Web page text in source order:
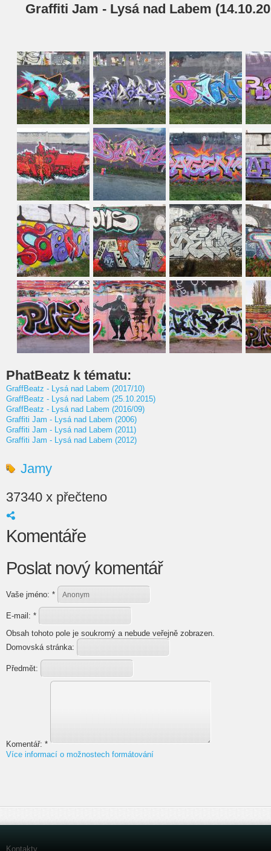
Graffiti Jam - Lysá nad Labem
PhatBeatz k tématu:
GraffBeatz - Lysá nad Labem (2017/10)
GraffBeatz - Lysá nad Labem (25.10.2015)
GraffBeatz - Lysá nad Labem (2016/09)
Graffiti Jam - Lysá nad Labem (2006)
Graffiti Jam - Lysá nad Labem (2011)
Graffiti Jam - Lysá nad Labem (2012)
Jamy
37340 x přečteno
Komentáře
Poslat nový komentář
Vaše jméno: *
E-mail: *
Obsah tohoto pole je soukromý a nebude veřejně zobrazen.
Domovská stránka:
Předmět:
Komentář: *
Více informací o možnostech formátování
Kontakty